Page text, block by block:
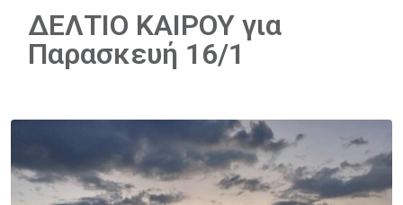
ΔΕΛΤΙΟ ΚΑΙΡΟΥ για
Παρασκευή 16/1